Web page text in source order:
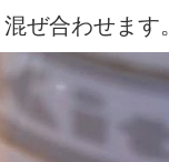
ぜ合わせます